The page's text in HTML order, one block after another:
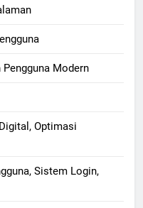
Modern
Optimasi
Sistem Login,